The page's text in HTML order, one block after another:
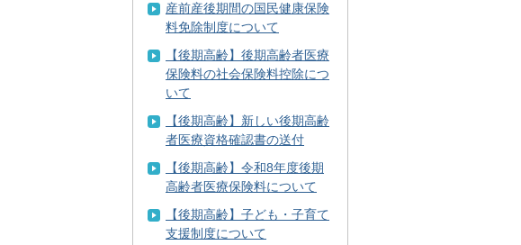
産前産後期間の国民健康保険
料免除制度について
【後期高齢】後期高齢者医療
保険料の社会保険料控除につ
いて
【後期高齢】新しい後期高齢
者医療資格確認書の送付
【後期高齢】令和8年度後期
高齢者医療保険料について
【後期高齢】子ども・子育て
支援制度について